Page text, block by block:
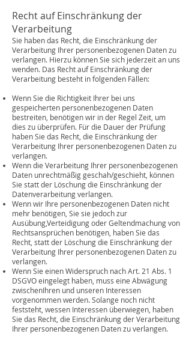
Recht auf Einschränkung der
Verarbeitung
Sie haben das Recht, die Einschränkung der
Verarbeitung Ihrer personenbezogenen Daten zu
verlangen. Hierzu können Sie sich jederzeit an uns
wenden. Das Recht auf Einschränkung der
Verarbeitung besteht in folgenden Fällen:
Wenn Sie die Richtigkeit Ihrer bei uns
gespeicherten personenbezogenen Daten
bestreiten, benötigen wir in der Regel Zeit, um
dies zu überprüfen. Für die Dauer der Prüfung
haben Sie das Recht, die Einschränkung der
Verarbeitung Ihrer personenbezogenen Daten zu
verlangen.
Wenn die Verarbeitung Ihrer personenbezogenen
Daten unrechtmäßig geschah/geschieht, können
Sie statt der Löschung die Einschränkung der
Datenverarbeitung verlangen.
Wenn wir Ihre personenbezogenen Daten nicht
mehr benötigen, Sie sie jedoch zur
Ausübung,Verteidigung oder Geltendmachung von
Rechtsansprüchen benötigen, haben Sie das
Recht, statt der Löschung die Einschränkung der
Verarbeitung Ihrer personenbezogenen Daten zu
verlangen.
Wenn Sie einen Widerspruch nach Art. 21 Abs. 1
DSGVO eingelegt haben, muss eine Abwägung
zwischenIhren und unseren Interessen
vorgenommen werden. Solange noch nicht
feststeht, wessen Interessen überwiegen, haben
Sie das Recht, die Einschränkung der Verarbeitung
Ihrer personenbezogenen Daten zu verlangen.